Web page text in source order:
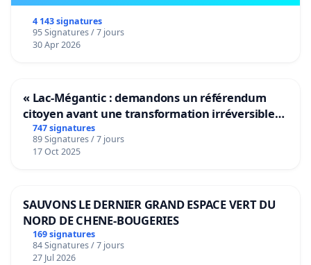
4 143 signatures
95 Signatures / 7 jours
30 Apr 2026
« Lac-Mégantic : demandons un référendum
citoyen avant une transformation irréversible
de notre territoire »
747 signatures
89 Signatures / 7 jours
17 Oct 2025
SAUVONS LE DERNIER GRAND ESPACE VERT DU
NORD DE CHENE-BOUGERIES
169 signatures
84 Signatures / 7 jours
27 Jul 2026